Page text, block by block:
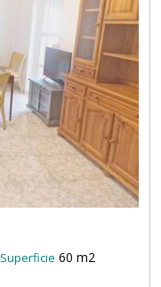
Superficie 60 m2